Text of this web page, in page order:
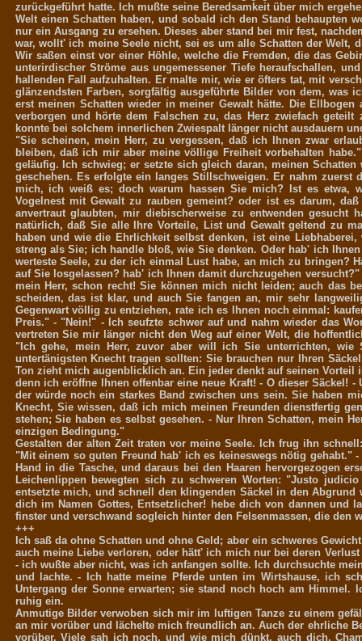
zurückgeführt hatte. Ich mußte seine Beredsamkeit über mich
Welt einen Schatten haben, und sobald ich den Stand behaupten
nur ein Ausgang zu ersehen. Dieses aber stand bei mir fest,
war, wollt' ich meine Seele nicht, sei es um alle Schatten der Welt,
Wir saßen einst vor einer Höhle, welche die Fremden, die das
unterirdischer Ströme aus ungemessener Tiefe heraufschallen,
hallenden Fall aufzuhalten. Er malte mir, wie er öfters tat, mit
glänzendsten Farben, sorgfältig ausgeführte Bilder von dem, was
erst meinen Schatten wieder in meiner Gewalt hätte. Die
verborgen und hörte dem Falschen zu, das Herz zwiefach
konnte bei solchem innerlichen Zwiespalt länger nicht ausdauern
"Sie scheinen, mein Herr, zu vergessen, daß ich Ihnen zwar
bleiben, daß ich mir aber meine völlige Freiheit vorbehalten
geläufig. Ich schwieg; er setzte sich gleich daran, meinen
geschehen. Es erfolgte ein langes Stillschweigen. Er nahm
mich, ich weiß es; doch warum hassen Sie mich? Ist es etwa,
Vogelnest mit Gewalt zu rauben gemeint? oder ist es darum,
anvertraut glaubten, mir diebischerweise zu entwenden
natürlich, daß Sie alle Ihre Vorteile, List und Gewalt geltend zu
haben und wie die Ehrlichkeit selbst denken, ist eine
streng als Sie; ich handle bloß, wie Sie denken. Oder hab' ich
werteste Seele, zu der ich einmal Lust habe, an mich zu bringen?
auf Sie losgelassen? hab' ich Ihnen damit durchzugehen
mein Herr, schon recht! Sie können mich nicht leiden; auch das
scheiden, das ist klar, und auch Sie fangen an, mir sehr
Gegenwart völlig zu entziehen, rate ich es Ihnen noch einmal:
Preis." - "Nein!" - Ich seufzte schwer auf und nahm wieder das
vertreten Sie mir länger nicht den Weg auf einer Welt, die
"Ich gehe, mein Herr, zuvor aber will ich Sie unterrichten,
untertänigsten Knecht tragen sollten: Sie brauchen nur Ihren
Ton zieht mich augenblicklich an. Ein jeder denkt auf seinen
denn ich eröffne Ihnen offenbar eine neue Kraft! - O dieser Säckel!
der würde noch ein starkes Band zwischen uns sein. Sie haben
Knecht, Sie wissen, daß ich mich meinen Freunden dienstfertig
stehen; Sie haben es selbst gesehen. - Nur Ihren Schatten, mein
einzigen Bedingung."
Gestalten der alten Zeit traten vor meine Seele. Ich frug ihn
"Mit einem so guten Freund hab' ich es keineswegs nötig
Hand in die Tasche, und daraus bei den Haaren hervorgezogen
Leichenlippen bewegten sich zu schweren Worten: "Justo
entsetzte mich, und schnell den klingenden Säckel in den
dich im Namen Gottes, Entsetzlicher! hebe dich von dannen
finster und verschwand sogleich hinter den Felsenmassen, die den
+++
Ich saß da ohne Schatten und ohne Geld; aber ein schweres
auch meine Liebe verloren, oder hätt' ich mich nur bei deren
- ich wußte aber nicht, was ich anfangen sollte. Ich durchsuchte
und lachte. - Ich hatte meine Pferde unten im Wirtshause, ich
Untergang der Sonne erwarten; sie stand noch hoch am
ruhig ein.
Anmutige Bilder verwoben sich mir im luftigen Tanze zu einem
an mir vorüber und lächelte mich freundlich an. Auch der ehrliche
vorüber. Viele sah ich noch, und wie mich dünkt, auch dich,